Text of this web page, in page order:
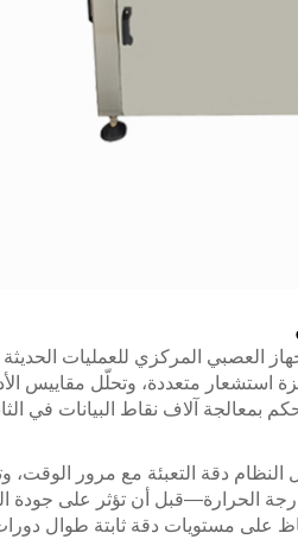
العصبي المركزي للعمليات الحديثة
استشعار متعددة، وتحلّل مقاييس
بمعالجة آلاف نقاط البيانات في
دقة التعبئة مع مرور الوقت،
الحرارة—قبل أن تؤثر على جودة
على مستويات دقة ثابتة طوال دورات